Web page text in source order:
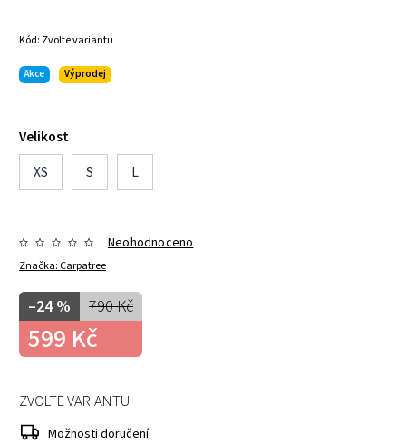
Kód: Zvolte variantu
Akce Výprodej
Velikost
XS
S L
Značka: Carpatree
Neohodnoceno
790 Kč
–24 %
599 Kč
ZVOLTE VARIANTU
Možnosti doručení